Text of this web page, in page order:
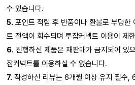
수 있습니다.
5. 포인트 적립 후 반품이나 환불로 부당한
트 전액이 회수되며 투잡커넥트 이용이 제
6. 진행하신 제품은 재판매가 금지되어 있
잡커넥트를 이용하실 수 없습니다.
7. 작성하신 리뷰는 6개월 이상 유지 필수,